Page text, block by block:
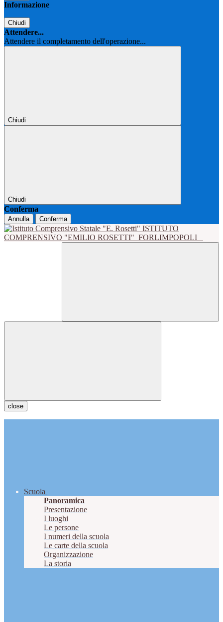
Informazione
Chiudi
Attendere...
Attendere il completamento dell'operazione...
Chiudi
Chiudi
Conferma
Annulla Conferma
ISTITUTO
COMPRENSIVO "EMILIO ROSETTI" FORLIMPOPOLI
close
Scuola
Panoramica
Presentazione
I luoghi
Le persone
I numeri della scuola
Le carte della scuola
Organizzazione
La storia